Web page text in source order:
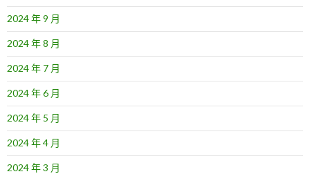
2024 年 9 月
2024 年 8 月
2024 年 7 月
2024 年 6 月
2024 年 5 月
2024 年 4 月
2024 年 3 月